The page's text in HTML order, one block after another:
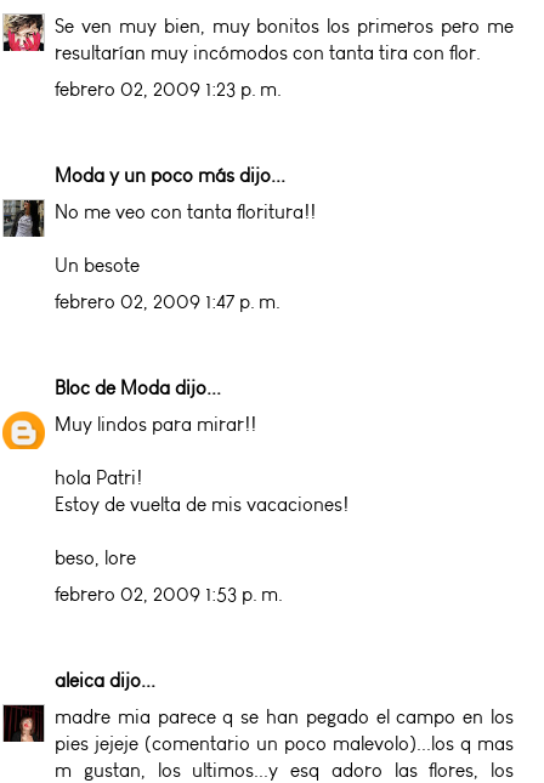
Se ven muy bien, muy bonitos los primeros pero me
resultarían muy incómodos con tanta tira con flor.
febrero 02, 2009 1:23 p. m.
Moda y un poco más dijo...
No me veo con tanta floritura!!
Un besote
febrero 02, 2009 1:47 p. m.
Bloc de Moda dijo...
Muy lindos para mirar!!
hola Patri!
Estoy de vuelta de mis vacaciones!
beso, lore
febrero 02, 2009 1:53 p. m.
aleica dijo...
madre mia parece q se han pegado el campo en los
pies jejeje (comentario un poco malevolo)...los q mas
m gustan, los ultimos...y esq adoro las flores, los